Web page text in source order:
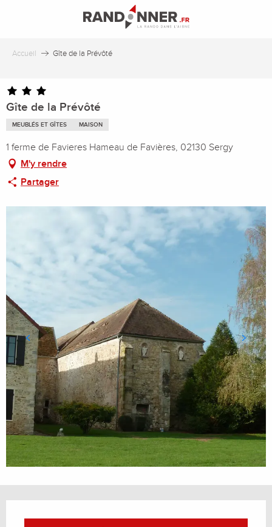
principal
Accueil Gîte de la Prévôté
Gîte de la Prévôté
MEUBLÉS ET GÎTES MAISON
1 ferme de Favieres Hameau de Favières, 02130 Sergy
M'y rendre
Partager